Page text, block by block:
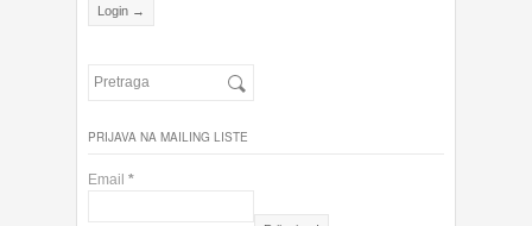
PRIJAVA NA MAILING LISTE
Email *